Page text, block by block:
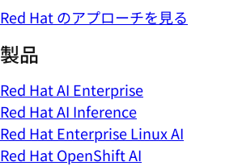
Red Hat のアプローチを見る
製品
Red Hat AI Enterprise
Red Hat AI Inference
Red Hat Enterprise Linux AI
Red Hat OpenShift AI